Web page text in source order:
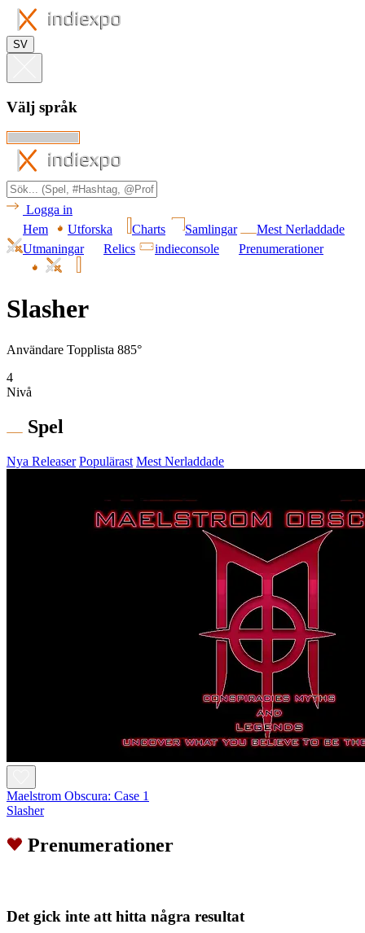
SV
Välj språk
Logga in
Hem
Utforska Charts Samlingar
Mest Nerladdade
Utmaningar
Relics indieconsole Prenumerationer
Slasher
Användare Topplista 885°
4
Nivå
Spel
Nya Releaser Populärast Mest Nerladdade
Maelstrom Obscura: Case 1
Slasher
Prenumerationer
Det gick inte att hitta några resultat